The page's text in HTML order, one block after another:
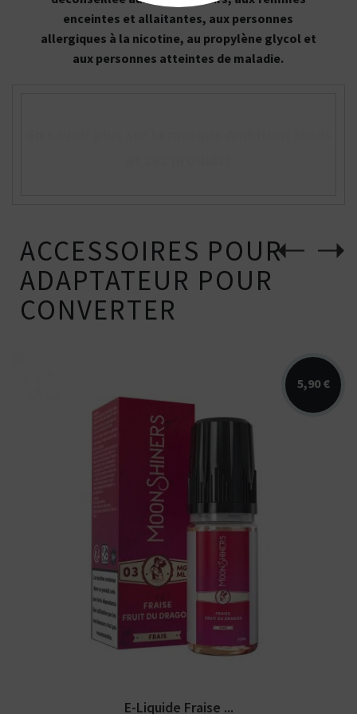
enceintes et allaitantes, aux personnes
allergiques à la nicotine, au propylène glycol et
aux personnes atteintes de maladie.
ACCESSOIRES POUR
ADAPTATEUR POUR
CONVERTER
5,90 €
Arômes : fraise, fruit du dragon,
fraicheur. E-liquide Moonshiners....
E-Liquide Fraise ...